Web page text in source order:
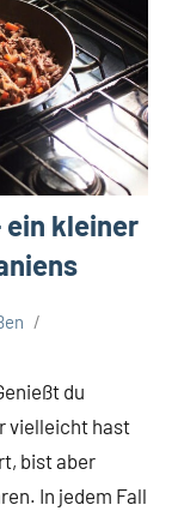
ein kleiner
du
vielleicht hast
bist aber
In jedem Fall